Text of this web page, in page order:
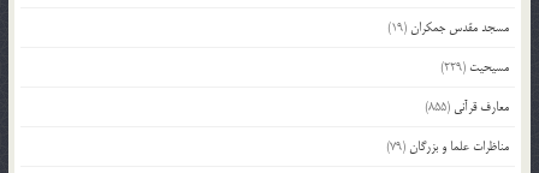
مسجد مقدس جمکران(19)
مسیحیت (229)
معارف قرآنی (855)
مناظرات علما و بزرگان(79)